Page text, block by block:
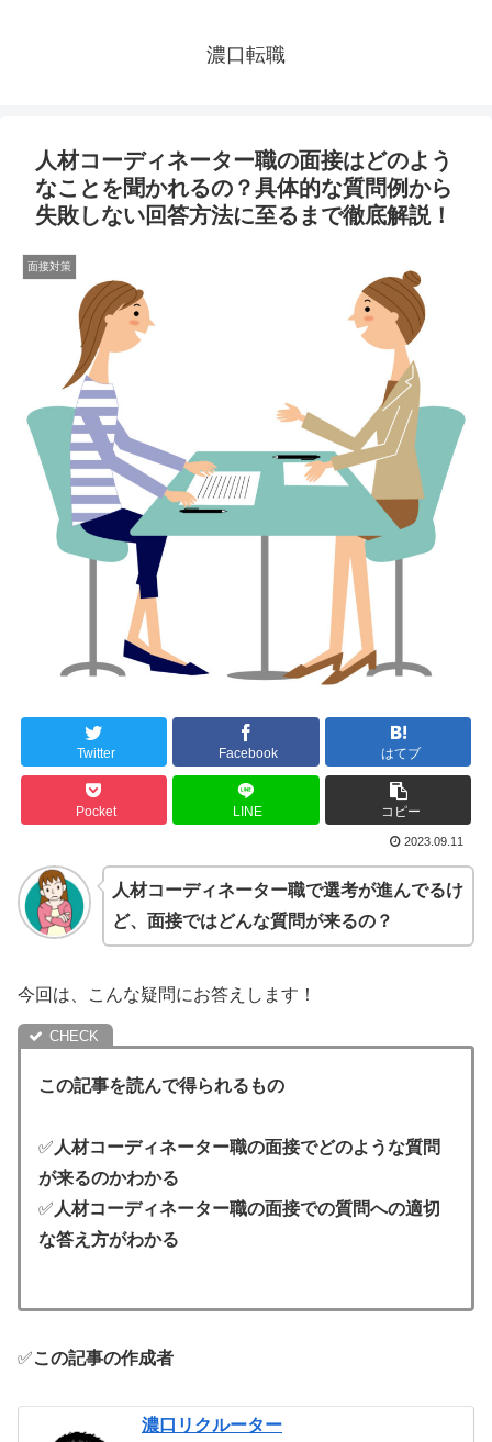
濃口転職
人材コーディネーター職の面接はどのよう
なことを聞かれるの？具体的な質問例から
失敗しない回答方法に至るまで徹底解説！
面接対策
Twitter Facebook はてブ
Pocket LINE コピー
2023.09.11
人材コーディネーター職で選考が進んでるけ
ど、面接ではどんな質問が来るの？
今回は、こんな疑問にお答えします！
この記事を読んで得られるもの
✅ 人材コーディネーター職の面接でどのような質問
が来るのかわかる
✅ 人材コーディネーター職の面接での質問への適切
な答え方がわかる
✅この記事の作成者
濃口リクルーター